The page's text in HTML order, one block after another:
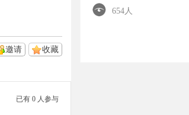
收藏
邀请
已有 0 人参与
654人